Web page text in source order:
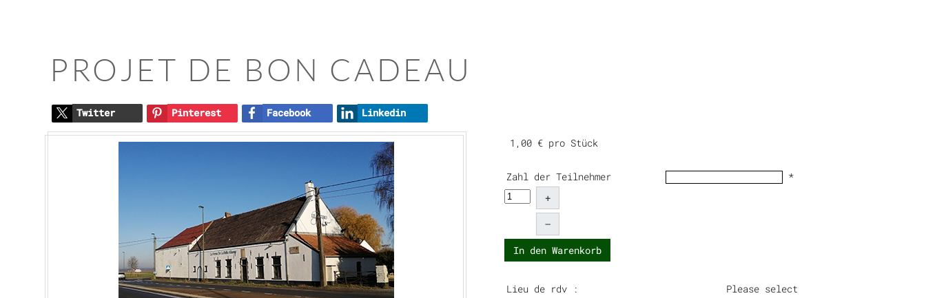
PROJET DE BON CADEAU
Twitter Pinterest Facebook Linkedin
1,00 € pro Stück
Zahl der Teilnehmer
*
+
–
In den Warenkorb
Lieu de rdv : Please select